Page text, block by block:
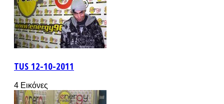
TUS 12-10-2011
4 Εικόνες